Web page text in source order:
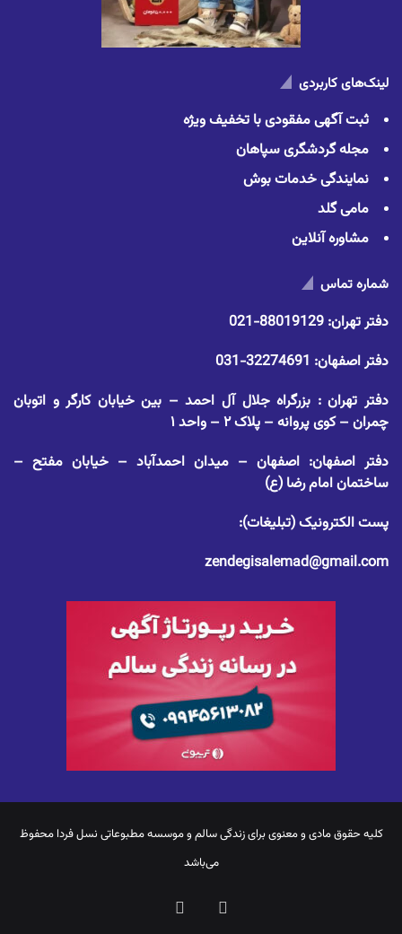
لینک‌های کاربردی
ثبت آگهی مفقودی با تخفیف ویژه
مجله گردشگری سپاهان
نمایندگی خدمات بوش
مامی گلد
مشاوره آنلاین
شماره تماس
دفتر تهران: 88019129-021
دفتر اصفهان: 32274691-031
دفتر تهران : بزرگراه جلال آل احمد – بین خیابان کارگر و اتوبان
چمران – کوی پروانه – پلاک ۲ – واحد ۱
دفتر اصفهان: اصفهان – میدان احمدآباد – خیابان مفتح –
ساختمان امام رضا (ع)
پست الکترونیک (تبلیغات):
zendegisalemad@gmail.com
کلیه حقوق مادی و معنوی برایزندگی سالم و موسسه مطبوعاتی نسل فردا محفوظ
می‌باشد
یوتیوب